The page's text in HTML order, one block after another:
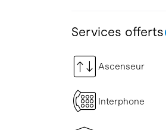
Services offerts
Ascenseur
Interphone